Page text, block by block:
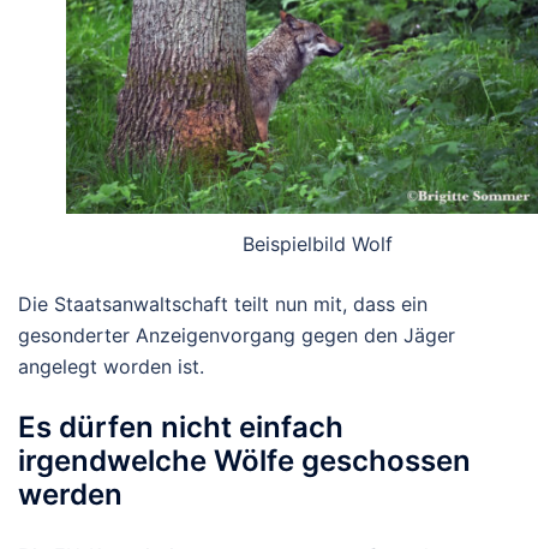
Beispielbild Wolf
Die Staatsanwaltschaft teilt nun mit, dass ein
gesonderter Anzeigenvorgang gegen den Jäger
angelegt worden ist.
Es dürfen nicht einfach
irgendwelche Wölfe geschossen
werden